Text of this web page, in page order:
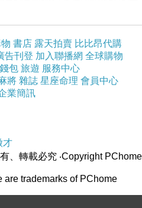
Pack Powerstation 4000mAh 行動
。
同，以實際商品顏色為準。
廠所公佈資料為準。
4000mAh 行
網址
gd/buy?
書店 露天拍賣 比比昂代購
告刊登 加入聯播網 全球購物
包 旅遊 服務中心
將 雜誌 星座命理 會員中心
業簡訊
才
、轉載必究 ‧Copyright PChome
are trademarks of PChome